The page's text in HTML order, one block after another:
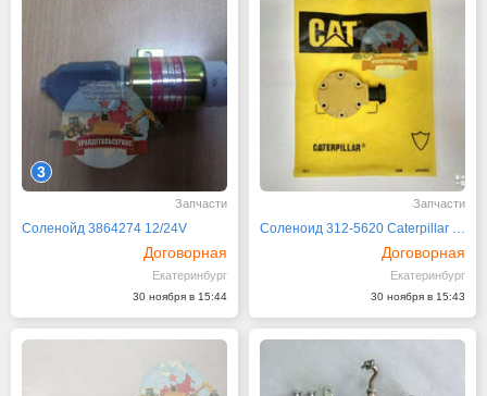
3
Запчасти
Соленойд 3864274 12/24V
Договорная
Екатеринбург
30 ноября в 15:44
Запчасти
Соленоид 312-5620 Caterpillar CAT
Договорная
Екатеринбург
30 ноября в 15:43